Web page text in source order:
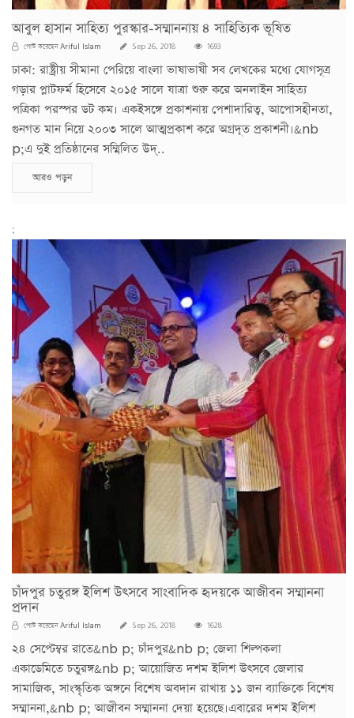
আবুল হাসান সাহিত্য পুরস্কার-সম্মাননায় ৪ সাহিত্যিক ভূষিত
পোস্ট করেছেনAriful Islam Sep 26, 2018 1693
ঢাকা: রাষ্ট্রীয় সীমানা পেরিয়ে বাংলা ভাষাভাষী সব লেখকের মধ্যে যোগসূত্র
গড়ার প্লাটফর্ম হিসেবে ২০১৫ সালে যাত্রা শুরু করে অনলাইন সাহিত্য
পত্রিকা পরস্পর ডট কম। একইসঙ্গে প্রকাশনায় পেশাদারিত্ব, আপোসহীনতা,
গুনগত মান নিয়ে ২০০৩ সালে আত্মপ্রকাশ করে অগ্রদূত প্রকাশনী।&nb
p;এ দুই প্রতিষ্ঠানের সম্মিলিত উদ্..
আরও পড়ুন
;
চাঁদপুর চতুরঙ্গ ইলিশ উৎসবে সাংবাদিক হৃদয়কে আজীবন সম্মাননা
প্রদান
পোস্ট করেছেনAriful Islam Sep 26, 2018 1628
২৪ সেপ্টেম্বর রাতে&nb p; চাঁদপুর&nb p; জেলা শিল্পকলা
একাডেমিতে চতুরঙ্গ&nb p; আয়োজিত দশম ইলিশ উৎসবে জেলার
সামাজিক, সাংস্কৃতিক অঙ্গনে বিশেষ অবদান রাখায় ১১ জন ব্যাক্তিকে বিশেষ
সম্মাননা,&nb p; আজীবন সম্মাননা দেয়া হয়েছে।এবারের দশম ইলিশ